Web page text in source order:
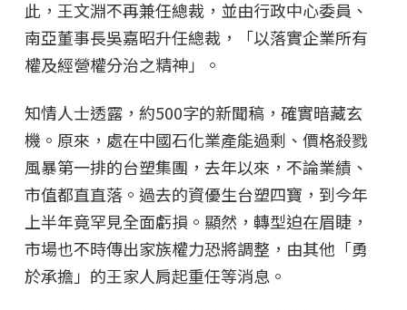
此，王文淵不再兼任總裁，並由行政中心委員、
南亞董事長吳嘉昭升任總裁，「以落實企業所有
權及經營權分治之精神」。
知情人士透露，約500字的新聞稿，確實暗藏玄
機。原來，處在中國石化業產能過剩、價格殺戮
風暴第一排的台塑集團，去年以來，不論業績、
市值都直直落。過去的資優生台塑四寶，到今年
上半年竟罕見全面虧損。顯然，轉型迫在眉睫，
市場也不時傳出家族權力恐將調整，由其他「勇
於承擔」的王家人肩起重任等消息。